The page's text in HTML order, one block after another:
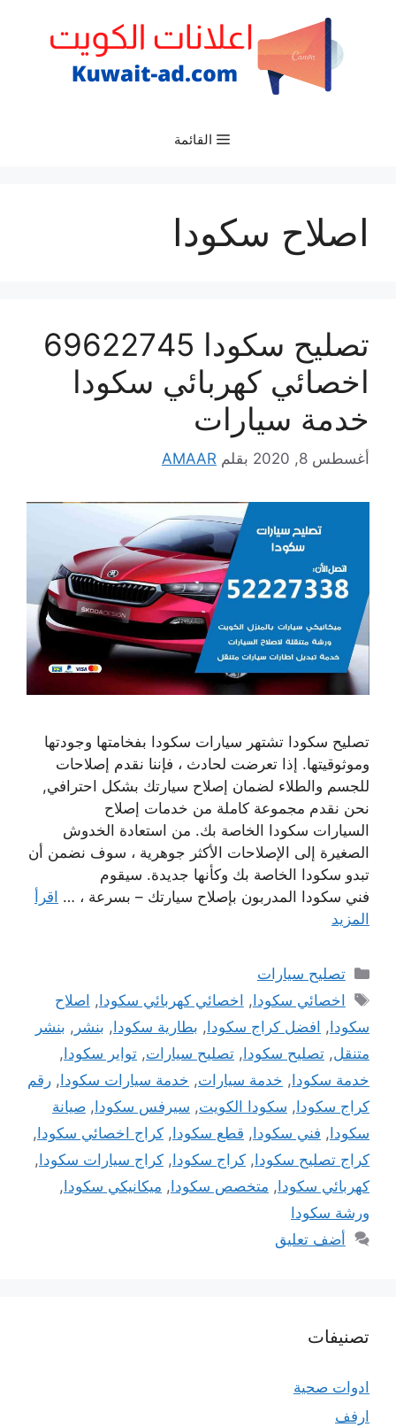
القائمة
اصلاح سكودا
تصليح سكودا 69622745
اخصائي كهربائي سكودا
خدمة سيارات
أغسطس 8, 2020 بقلم AMAAR
تصليح سكودا تشتهر سيارات سكودا بفخامتها وجودتها
وموثوقيتها. إذا تعرضت لحادث ، فإننا نقدم إصلاحات
للجسم والطلاء لضمان إصلاح سيارتك بشكل احترافي,
نحن نقدم مجموعة كاملة من خدمات إصلاح
السيارات سكودا الخاصة بك. من استعادة الخدوش
الصغيرة إلى الإصلاحات الأكثر جوهرية ، سوف نضمن أن
تبدو سكودا الخاصة بك وكأنها جديدة. سيقوم
فني سكودا المدربون بإصلاح سيارتك – بسرعة ، … اقرأ
المزيد
التصنيفات
تصليح سيارات
الوسوم
اخصائي سكودا, اخصائي كهربائي سكودا, اصلاح
سكودا, افضل كراج سكودا, بطارية سكودا, بنشر , بنشر
متنقل, تصليح سكودا, تصليح سيارات, تواير سكودا,
خدمة سكودا, خدمة سيارات, خدمة سيارات سكودا, رقم
كراج سكودا, سكودا الكويت, سيرفس سكودا, صيانة
سكودا, فني سكودا, قطع سكودا, كراج اخصائي سكودا,
كراج تصليح سكودا, كراج سكودا, كراج سيارات سكودا,
كهربائي سكودا, متخصص سكودا, ميكانيكي سكودا,
ورشة سكودا
أضف تعليق
تصنيفات
ادوات صحية
ارفف